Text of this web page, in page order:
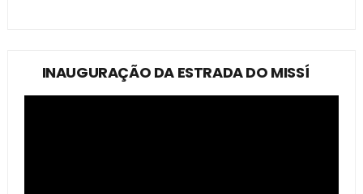
INAUGURAÇÃO DA ESTRADA DO MISSÍ